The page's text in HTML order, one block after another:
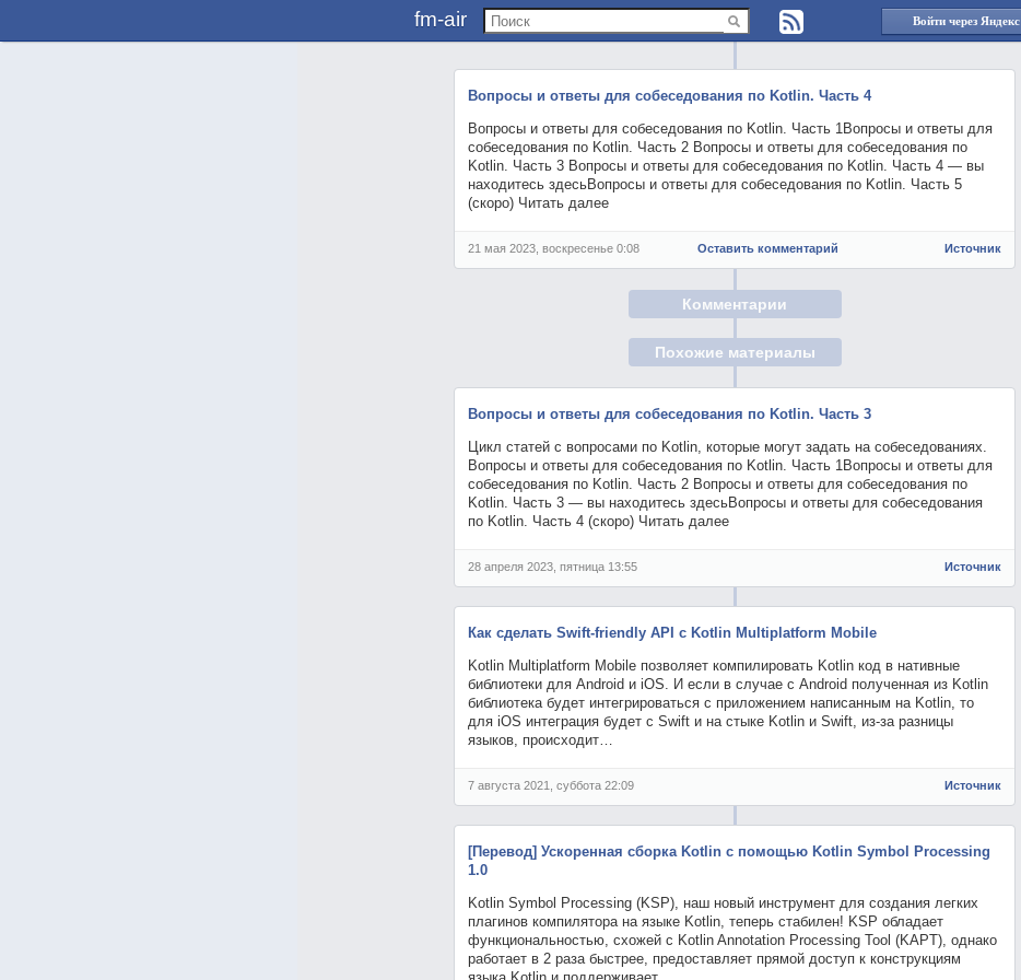
fm-air Войти через Яндекс
Вопросы и ответы для собеседования по Kotlin. Часть 4
Вопросы и ответы для собеседования по Kotlin. Часть 1Вопросы и ответы для
собеседования по Kotlin. Часть 2 Вопросы и ответы для собеседования по
Kotlin. Часть 3 Вопросы и ответы для собеседования по Kotlin. Часть 4 — вы
находитесь здесьВопросы и ответы для собеседования по Kotlin. Часть 5
(скоро) Читать далее
21 мая 2023, воскресенье 0:08 Оставить комментарий Источник
Комментарии
Похожие материалы
Вопросы и ответы для собеседования по Kotlin. Часть 3
Цикл статей с вопросами по Kotlin, которые могут задать на собеседованиях.
Вопросы и ответы для собеседования по Kotlin. Часть 1Вопросы и ответы для
собеседования по Kotlin. Часть 2 Вопросы и ответы для собеседования по
Kotlin. Часть 3 — вы находитесь здесьВопросы и ответы для собеседования
по Kotlin. Часть 4 (скоро) Читать далее
28 апреля 2023, пятница 13:55 Источник
Как сделать Swift-friendly API с Kotlin Multiplatform Mobile
Kotlin Multiplatform Mobile позволяет компилировать Kotlin код в нативные
библиотеки для Android и iOS. И если в случае с Android полученная из Kotlin
библиотека будет интегрироваться с приложением написанным на Kotlin, то
для iOS интеграция будет с Swift и на стыке Kotlin и Swift, из-за разницы
языков, происходит…
7 августа 2021, суббота 22:09 Источник
[Перевод] Ускоренная сборка Kotlin с помощью Kotlin Symbol Processing
1.0
Kotlin Symbol Processing (KSP), наш новый инструмент для создания легких
плагинов компилятора на языке Kotlin, теперь стабилен! KSP обладает
функциональностью, схожей с Kotlin Annotation Processing Tool (KAPT), однако
работает в 2 раза быстрее, предоставляет прямой доступ к конструкциям